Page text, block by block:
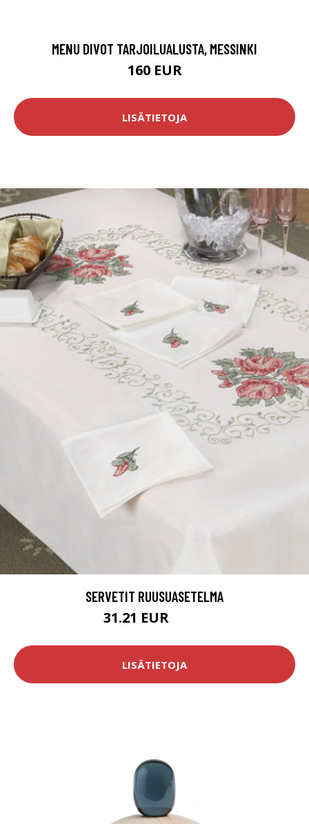
MENU DIVOT TARJOILUALUSTA, MESSINKI
160 EUR
LISÄTIETOJA
SERVETIT RUUSUASETELMA
31.21 EUR
LISÄTIETOJA